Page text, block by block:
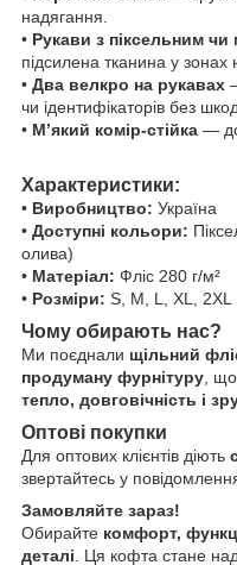
надягання.
• Рукави з піксельним
підсилена тканина у зонах
• Два велкро на рукавах
чи ідентифікаторів без
• М’який комір-стійка —
Характеристики:
• Виробництво: Україна
• Доступні кольори:
олива)
• Матеріал: Фліс 280 г/м²
• Розміри: S, M, L, XL, 2XL
Чому обирають нас?
Ми поєднали щільний
продуману фурнітуру ,
тепло, довговічність і
Оптові покупки
Для оптових клієнтів діють
звертайтесь у
Замовляйте зараз!
Обирайте комфорт,
деталі . Ця кофта стане